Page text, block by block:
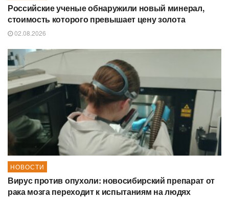
Российские ученые обнаружили новый минерал,
стоимость которого превышает цену золота
02.08.2026
НОВОСТИ
Вирус против опухоли: новосибирский препарат от
рака мозга переходит к испытаниям на людях